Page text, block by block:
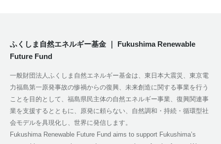
ふくしま自然エネルギー基金 ｜ Fukushima Renewable
Future Fund
一般財団法人ふくしま自然エネルギー基金は、東日本大震災、東京電
力福島第一原発事故の惨禍からの復興、未来創造に関する事業を行う
ことを目的として、福島県民主体の自然エネルギー事業、復興関連事
業を支援するとともに、原発に頼らない、自然調和・持続・循環型社
会モデルを具現化し、世界に発信します。
Fukushima Renewable Future Fund aims to support Fukushima’s